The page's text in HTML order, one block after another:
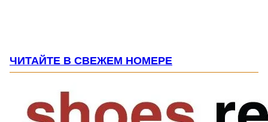
ЧИТАЙТЕ В СВЕЖЕМ НОМЕРЕ